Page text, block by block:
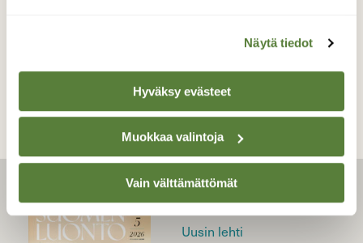
Näytä tiedot
Hyväksy evästeet
Muokkaa valintoja
Vain välttämättömät
TAKAISIN LISTAAN
LEHTI
Uusin lehti